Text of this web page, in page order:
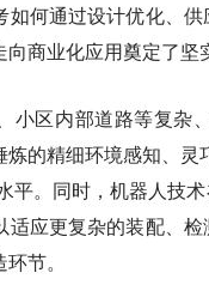
如何通过设计优化、
商业化应用奠定了坚
小区内部道路等复杂
的精细环境感知、
平。同时，机器人技
适应更复杂的装配、
节。